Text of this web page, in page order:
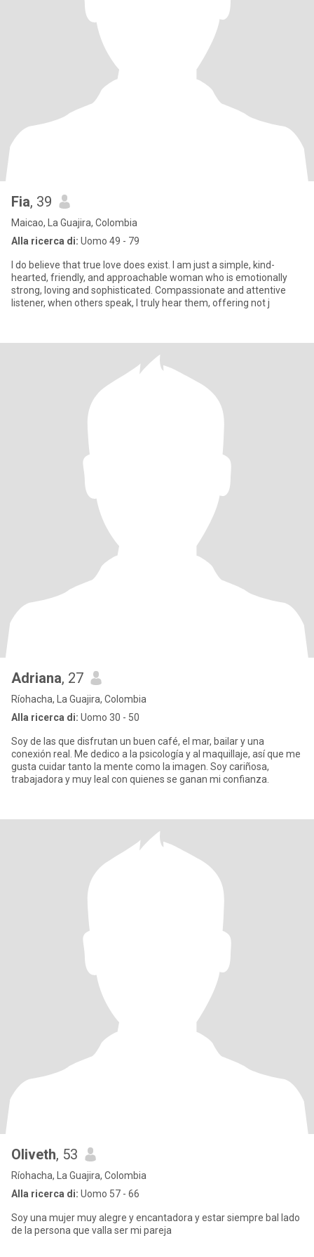
Fia, 39
Maicao, La Guajira, Colombia
Alla ricerca di: Uomo 49 - 79
I do believe that true love does exist. I am just a simple, kind-
hearted, friendly, and approachable woman who is emotionally
strong, loving and sophisticated. Compassionate and attentive
listener, when others speak, I truly hear them, offering not j
Adriana, 27
Ríohacha, La Guajira, Colombia
Alla ricerca di: Uomo 30 - 50
Soy de las que disfrutan un buen café, el mar, bailar y una
conexión real. Me dedico a la psicología y al maquillaje, así que me
gusta cuidar tanto la mente como la imagen. Soy cariñosa,
trabajadora y muy leal con quienes se ganan mi confianza.
Oliveth, 53
Ríohacha, La Guajira, Colombia
Alla ricerca di: Uomo 57 - 66
Soy una mujer muy alegre y encantadora y estar siempre bal lado
de la persona que valla ser mi pareja